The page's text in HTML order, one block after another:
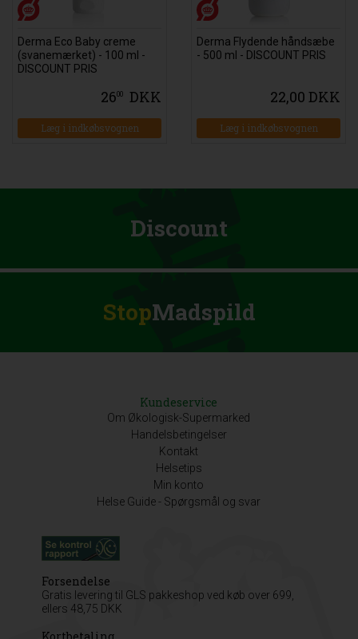
Derma Eco Baby creme
(svanemærket) - 100 ml -
DISCOUNT PRIS
2600 DKK
Læg i indkøbsvognen
Derma Flydende håndsæbe
- 500 ml - DISCOUNT PRIS
22,00 DKK
Læg i indkøbsvognen
Discount
StopMadspild
Kundeservice
Om Økologisk-Supermarked
Handelsbetingelser
Kontakt
Helsetips
Min konto
Helse Guide - Spørgsmål og svar
Forsendelse
Gratis levering til GLS pakkeshop ved køb over 699,
ellers 48,75 DKK
Kortbetaling